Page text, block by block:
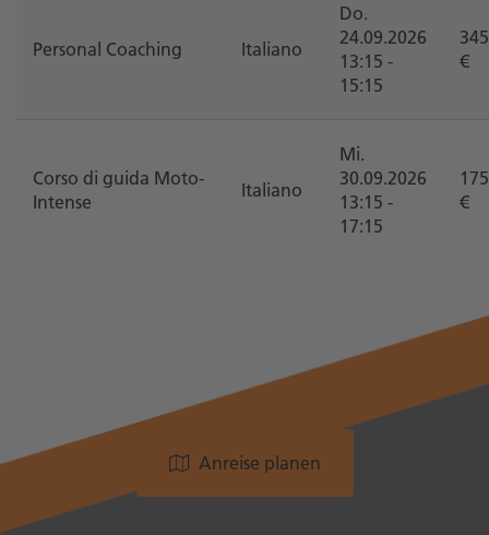
Personal Coaching Italiano
Do.
24.09.2026
13:15 -
15:15
345
€
Corso di guida Moto-
Intense
Italiano
Mi.
30.09.2026
13:15 -
17:15
175
€
Anreise planen